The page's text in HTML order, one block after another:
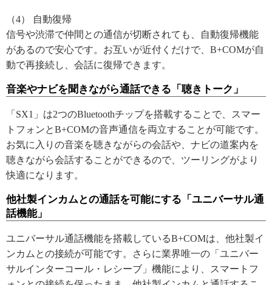
（4） 自動復帰
信号や渋滞で仲間との通信が切断されても、自動復帰機能
があるので安心です。お互いが近付くだけで、B+COMが自
動で再接続し、会話に復帰できます。
音楽やナビを聞きながら通話できる「聴きトーク」
「SX1」は2つのBluetoothチップを搭載することで、スマー
トフォンとB+COMの音声通信を両立することが可能です。
お気に入りの音楽を聴きながらの会話や、ナビの道案内を
聴きながら会話することができるので、ツーリングがより
快適になります。
他社製インカムとの通話を可能にする「ユニバーサル通
話機能」
ユニバーサル通話機能を搭載しているB+COMは、他社製イ
ンカムとの接続が可能です。さらに業界唯一の「ユニバー
サルインターコール・レシーブ」機能により、スマートフ